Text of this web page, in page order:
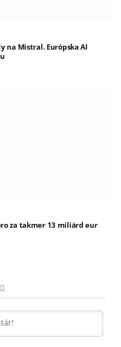
na Mistral. Európska AI
za takmer 13 miliárd eur